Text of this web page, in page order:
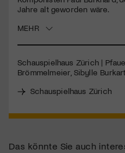
Jahre alt geworden wäre.
MEHR
Schauspielhaus Zürich |
Brömmelmeier, Sibylle
Schauspielhaus Zürich
Das könnte Sie auch
Jetzt Mitglied werden